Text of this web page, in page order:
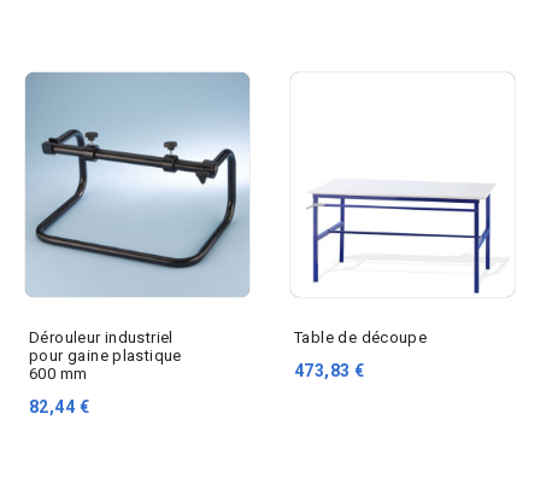
Dérouleur industriel
pour gaine plastique
600 mm
82,44 €
Table de découpe
473,83 €